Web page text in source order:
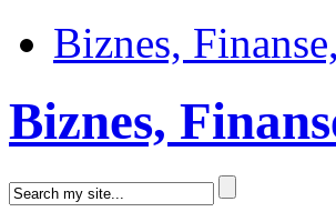
Biznes,
Biznes,